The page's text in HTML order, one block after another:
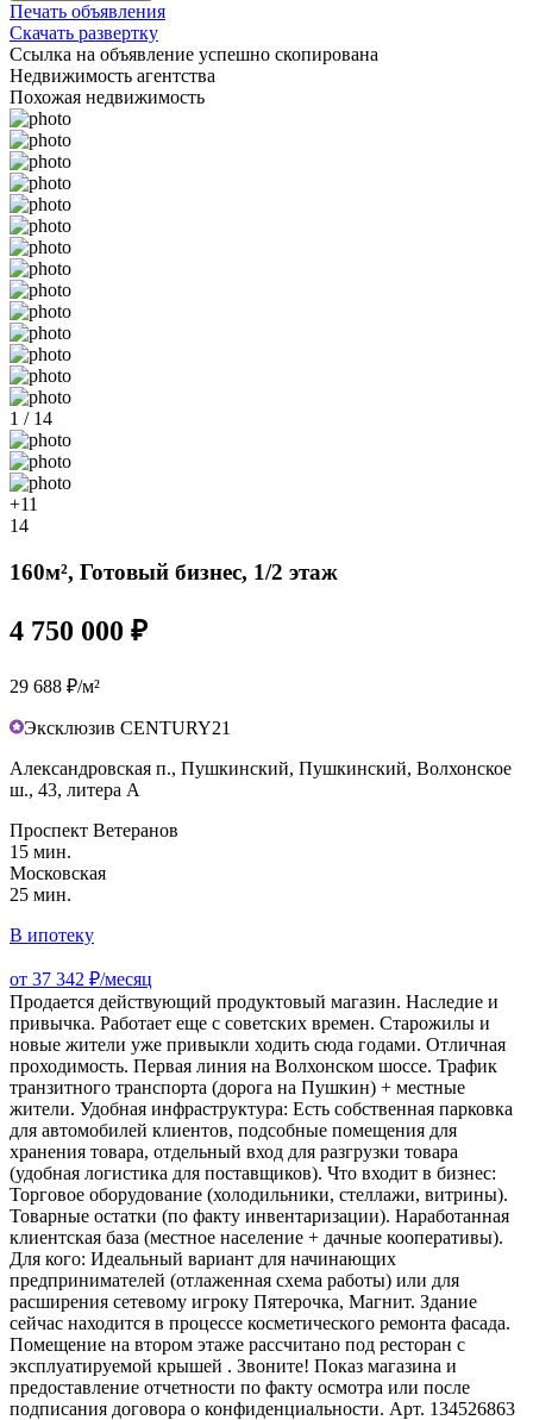
Печать объявления
Скачать развертку
Ссылка на объявление успешно скопирована
Недвижимость агентства
Похожая недвижимость
1 / 14
+11
14
160м², Готовый бизнес, 1/2 этаж
4 750 000 ₽
29 688 ₽/м²
Эксклюзив CENTURY21
Александровская п., Пушкинский, Пушкинский, Волхонское
ш., 43, литера А
Проспект Ветеранов
15 мин.
Московская
25 мин.
В ипотеку
от 37 342 ₽/месяц
Продается действующий продуктовый магазин. Наследие и
привычка. Работает еще с советских времен. Старожилы и
новые жители уже привыкли ходить сюда годами. Отличная
проходимость. Первая линия на Волхонском шоссе. Трафик
транзитного транспорта (дорога на Пушкин) + местные
жители. Удобная инфраструктура: Есть собственная парковка
для автомобилей клиентов, подсобные помещения для
хранения товара, отдельный вход для разгрузки товара
(удобная логистика для поставщиков). Что входит в бизнес:
Торговое оборудование (холодильники, стеллажи, витрины).
Товарные остатки (по факту инвентаризации). Наработанная
клиентская база (местное население + дачные кооперативы).
Для кого: Идеальный вариант для начинающих
предпринимателей (отлаженная схема работы) или для
расширения сетевому игроку Пятерочка, Магнит. Здание
сейчас находится в процессе косметического ремонта фасада.
Помещение на втором этаже рассчитано под ресторан с
эксплуатируемой крышей . Звоните! Показ магазина и
предоставление отчетности по факту осмотра или после
подписания договора о конфиденциальности. Арт. 134526863